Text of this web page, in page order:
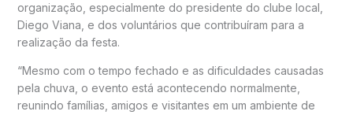
organização, especialmente do presidente do clube local,
Diego Viana, e dos voluntários que contribuíram para a
realização da festa.
“Mesmo com o tempo fechado e as dificuldades causadas
pela chuva, o evento está acontecendo normalmente,
reunindo famílias, amigos e visitantes em um ambiente de